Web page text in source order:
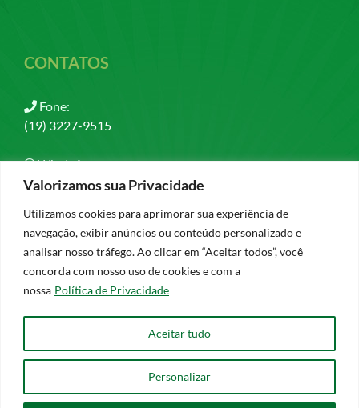
Valorizamos sua Privacidade
Utilizamos cookies para aprimorar sua experiência de
navegação, exibir anúncios ou conteúdo personalizado e
analisar nosso tráfego. Ao clicar em “Aceitar todos”, você
concorda com nosso uso de cookies e com a
nossa Política de Privacidade
Personalizar
Aceitar tudo
CONTATOS
Fone:
(19) 3227-9515
WhatsApp:
(19) 97408-1679
Email:
contato@esperancaevida.org.br
Política de Privacidade
Vida| ©2026 - Todos os direitos reservados - Desenvolvido por: